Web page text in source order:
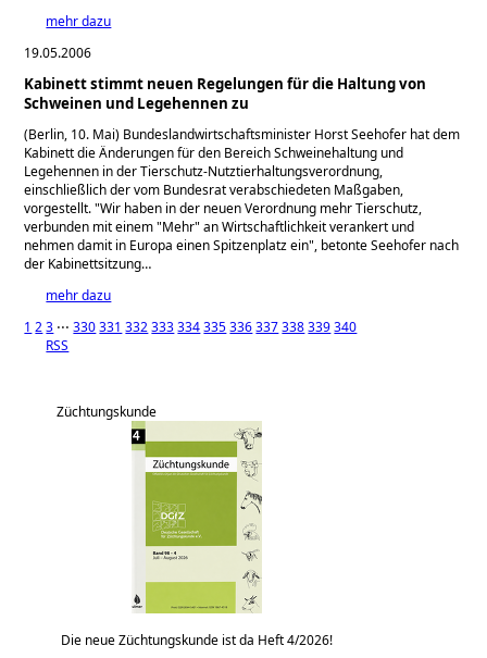
mehr dazu
19.05.2006
Kabinett stimmt neuen Regelungen für die Haltung von
Schweinen und Legehennen zu
(Berlin, 10. Mai) Bundeslandwirtschaftsminister Horst Seehofer hat dem
Kabinett die Änderungen für den Bereich Schweinehaltung und
Legehennen in der Tierschutz-Nutztierhaltungsverordnung,
einschließlich der vom Bundesrat verabschiedeten Maßgaben,
vorgestellt. Wir haben in der neuen Verordnung mehr Tierschutz,
verbunden mit einem Mehr an Wirtschaftlichkeit verankert und
nehmen damit in Europa einen Spitzenplatz ein , betonte Seehofer nach
der Kabinettsitzung…
mehr dazu
1 23 ⋅⋅⋅330331 332333334335336337338339340
RSS
Züchtungskunde
Die neue Züchtungskunde ist da Heft 4/2026!